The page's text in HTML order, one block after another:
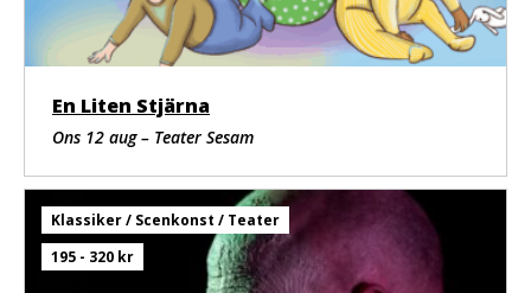
En Liten Stjärna
Ons 12 aug – Teater Sesam
Klassiker / Scenkonst / Teater
195 - 320 kr